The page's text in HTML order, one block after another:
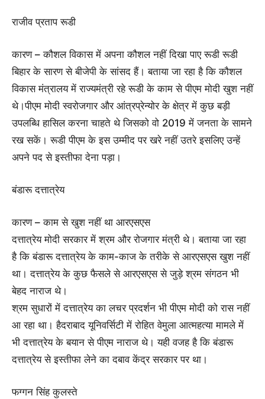
राजीव प्रताप रूडी
कारण – कौशल विकास में अपना कौशल नहीं दिखा पाए रूडी रूडी
बिहार के सारण से बीजेपी के सांसद हैं। बताया जा रहा है कि कौशल
विकास मंत्रालय में राज्यमंत्री रहे रूडी के काम से पीएम मोदी खुश नहीं
थे।पीएम मोदी स्वरोजगार और आंत्रप्रेन्योर के क्षेत्र में कुछ बड़ी
उपलब्धि हासिल करना चाहते थे जिसको वो 2019 में जनता के सामने
रख सकें। रूडी पीएम के इस उम्मीद पर खरे नहीं उतरे इसलिए उन्हें
अपने पद से इस्तीफा देना पड़ा।
बंडारू दत्तात्रेय
कारण – काम से खुश नहीं था आरएसएस
दत्तात्रेय मोदी सरकार में श्रम और रोजगार मंत्री थे। बताया जा रहा
है कि बंडारू दत्तात्रेय के काम-काज के तरीके से आरएसएस खुश नहीं
था। दत्तात्रेय के कुछ फैसले से आरएसएस से जुड़े श्रम संगठन भी
बेहद नाराज थे।
श्रम सुधारों में दत्तात्रेय का लचर प्रदर्शन भी पीएम मोदी को रास नहीं
आ रहा था। हैदराबाद यूनिवर्सिटी में रोहित वेमुला आत्महत्या मामले में
भी दत्तात्रेय के बयान से पीएम नाराज थे। यही वजह है कि बंडारू
दत्तात्रेय से इस्तीफा लेने का दबाव केंद्र सरकार पर था।
फग्गन सिंह कुलस्ते